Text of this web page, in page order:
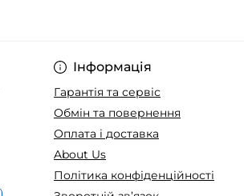
Інформація
Гарантія та сервіс
Обмін та повернення
Оплата і доставка
About Us
Політика конфіденційності